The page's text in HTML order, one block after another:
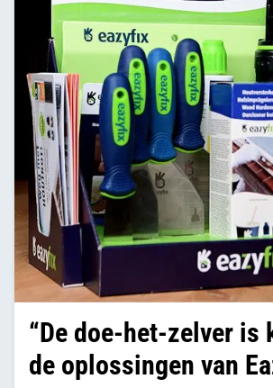
“De doe-het-zelver is
de oplossingen van